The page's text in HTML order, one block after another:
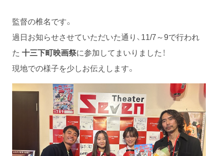
監督の椎名です。
過日お知らせさせていただいた通り、11/7～9で行われ
た 十三下町映画祭に参加してまいりました！
現地での様子を少しお伝えします。